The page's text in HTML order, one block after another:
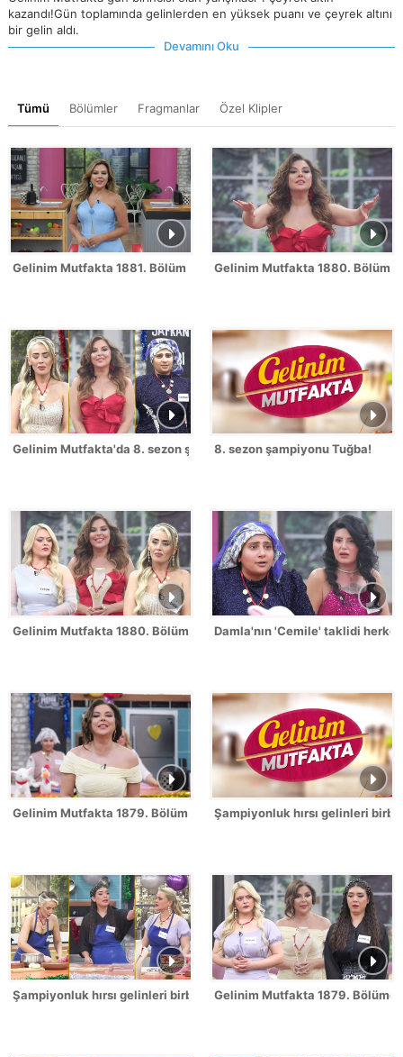
kazandı!Gün toplamında gelinlerden en yüksek puanı ve çeyrek altını
bir gelin aldı.
Devamını Oku
Tümü Bölümler Fragmanlar Özel Klipler
Gelinim Mutfakta 1881. Bölüm FragmanıGelinim Mutfakta 1880. Bölüm /
Gelinim Mutfakta'da 8. sezon şampiyonu kim oldu?
8. sezon şampiyonu Tuğba!
Gelinim Mutfakta 1880. Bölümde gün birincisi kim oldu?
Damla'nın 'Cemile' taklidi
Gelinim Mutfakta 1879. Bölüm / 2 Temmuz 2026Şampiyonluk hırsı gelinleri
Şampiyonluk hırsı gelinleri birbirine düşürdü!Gelinim Mutfakta 1879.